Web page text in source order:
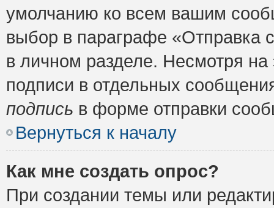
умолчанию ко всем вашим
выбор в параграфе «Отправка
в личном разделе. Несмотря
подписи в отдельных
подпись в форме отправки
Вернуться к началу
Как мне создать опрос?
При создании темы или